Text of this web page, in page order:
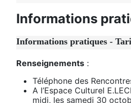
Informations
Informations pratiques -
Renseignements :
Téléphone des
A l’Espace Culturel
midi, les samedi 30